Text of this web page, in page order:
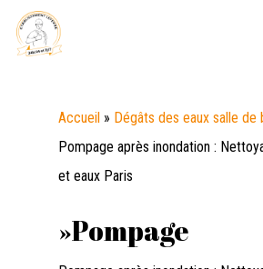
Skip
Accueil » Dégâts des eaux salle de
Pompage après inondation :
et eaux Paris
»Pompage